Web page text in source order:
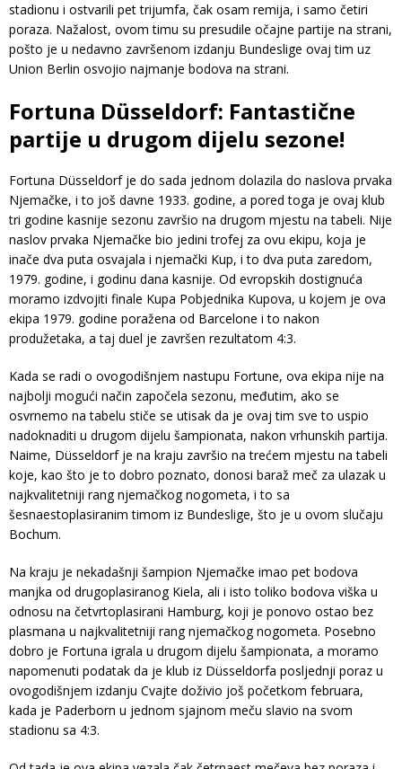
stadionu i ostvarili pet trijumfa, čak osam remija, i samo četiri
poraza. Nažalost, ovom timu su presudile očajne partije na strani,
pošto je u nedavno završenom izdanju Bundeslige ovaj tim uz
Union Berlin osvojio najmanje bodova na strani.
Fortuna Düsseldorf: Fantastične
partije u drugom dijelu sezone!
Fortuna Düsseldorf je do sada jednom dolazila do naslova prvaka
Njemačke, i to još davne 1933. godine, a pored toga je ovaj klub
tri godine kasnije sezonu završio na drugom mjestu na tabeli. Nije
naslov prvaka Njemačke bio jedini trofej za ovu ekipu, koja je
inače dva puta osvajala i njemački Kup, i to dva puta zaredom,
1979. godine, i godinu dana kasnije. Od evropskih dostignuća
moramo izdvojiti finale Kupa Pobjednika Kupova, u kojem je ova
ekipa 1979. godine poražena od Barcelone i to nakon
produžetaka, a taj duel je završen rezultatom 4:3.
Kada se radi o ovogodišnjem nastupu Fortune, ova ekipa nije na
najbolji mogući način započela sezonu, međutim, ako se
osvrnemo na tabelu stiče se utisak da je ovaj tim sve to uspio
nadoknaditi u drugom dijelu šampionata, nakon vrhunskih partija.
Naime, Düsseldorf je na kraju završio na trećem mjestu na tabeli
koje, kao što je to dobro poznato, donosi baraž meč za ulazak u
najkvalitetniji rang njemačkog nogometa, i to sa
šesnaestoplasiranim timom iz Bundeslige, što je u ovom slučaju
Bochum.
Na kraju je nekadašnji šampion Njemačke imao pet bodova
manjka od drugoplasiranog Kiela, ali i isto toliko bodova viška u
odnosu na četvrtoplasirani Hamburg, koji je ponovo ostao bez
plasmana u najkvalitetniji rang njemačkog nogometa. Posebno
dobro je Fortuna igrala u drugom dijelu šampionata, a moramo
napomenuti podatak da je klub iz Düsseldorfa posljednji poraz u
ovogodišnjem izdanju Cvajte doživio još početkom februara,
kada je Paderborn u jednom sjajnom meču slavio na svom
stadionu sa 4:3.